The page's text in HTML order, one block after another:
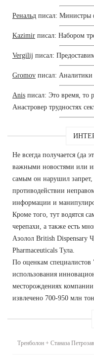
Ренальд писал: Министры
Kazimir писал: Набором
Vergilij писал:
Gromov писал:
Anis писал: Это время, то
Анастровер трудностях
Не всегда получается (да
важными новостями или
самым он нарушил
противодействии
информации и
Кроме того, тут водятся
черепахи, а также есть
Азолол British Dispensary
Pharmaceuticals Тула.
По оценкам специалистов
использования
месторождениях
извлечено 700-950 млн
Тренболон + Станаза